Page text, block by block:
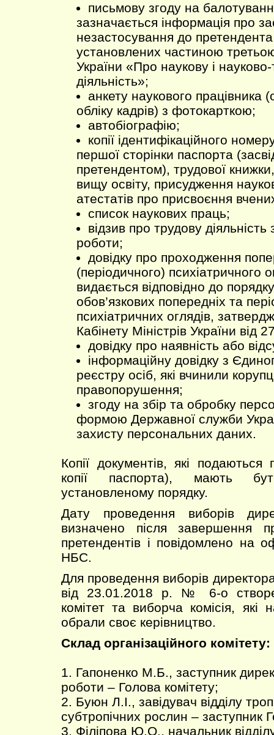
письмову згоду на
зазначається інформація про
незастосування до
установлених частиною
України «Про наукову і науково-
діяльність»;
анкету наукового працівника
обліку кадрів) з фотокарткою;
автобіографію;
копії ідентифікаційного
першої сторінки паспорта
претендентом), трудової
вищу освіту, присудження
атестатів про присвоєння
список наукових праць;
відзив про трудову
роботи;
довідку про проходження
(періодичного) психіатричного
видається відповідно до
обов’язкових попередніх та
психіатричних оглядів,
Кабінету Міністрів України
довідку про наявність або
інформаційну довідку з
реєстру осіб, які вчинили
правопорушення;
згоду на збір та обробку
формою Державної служби
захисту персональних даних.
Копії документів, які подаються
копії паспорта), мають
установленому порядку.
Дату проведення виборів
визначено після завершення
претендентів і повідомлено на
НБС.
Для проведення виборів
від 23.01.2018 р. № 6-о
комітет та виборча комісія, які
обрали своє керівництво.
Склад організаційного комітету:
1. Гапоненко М.Б., заступник
роботи – Голова комітету;
2. Буюн Л.І., завідувач відділу
субтропічних рослин – заступник
3. Філіпова Ю.О., начальник